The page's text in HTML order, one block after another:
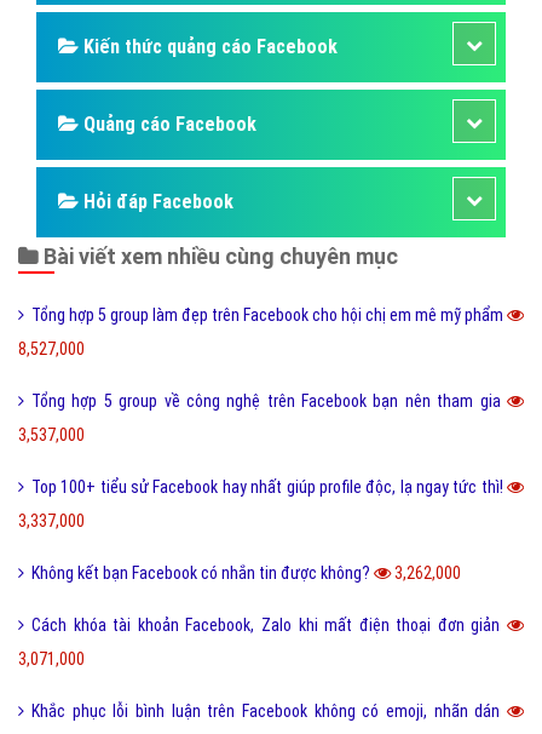
Kiến thức quảng cáo Facebook
Quảng cáo Facebook
Hỏi đáp Facebook
Bài viết xem nhiều cùng chuyên mục
Tổng hợp 5 group làm đẹp trên Facebook cho hội chị em mê mỹ phẩm
8,527,000
Tổng hợp 5 group về công nghệ trên Facebook bạn nên tham gia
3,537,000
Top 100+ tiểu sử Facebook hay nhất giúp profile độc, lạ ngay tức thì!
3,337,000
Không kết bạn Facebook có nhắn tin được không? 3,262,000
Cách khóa tài khoản Facebook, Zalo khi mất điện thoại đơn giản
3,071,000
Khắc phục lỗi bình luận trên Facebook không có emoji, nhãn dán